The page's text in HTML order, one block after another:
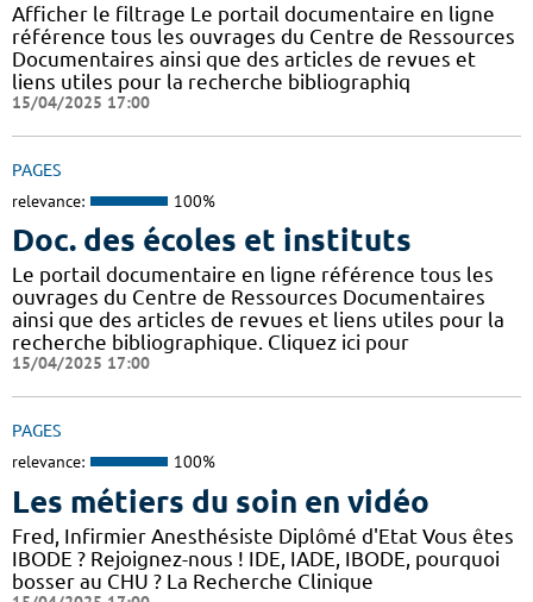
Afficher le filtrage Le portail documentaire en ligne
référence tous les ouvrages du Centre de Ressources
Documentaires ainsi que des articles de revues et
liens utiles pour la recherche bibliographiq
15/04/2025 17:00
PAGES
relevance: 100%
Doc. des écoles et instituts
Le portail documentaire en ligne référence tous les
ouvrages du Centre de Ressources Documentaires
ainsi que des articles de revues et liens utiles pour la
recherche bibliographique. Cliquez ici pour
15/04/2025 17:00
PAGES
relevance: 100%
Les métiers du soin en vidéo
Fred, Infirmier Anesthésiste Diplômé d'Etat Vous êtes
IBODE ? Rejoignez-nous ! IDE, IADE, IBODE, pourquoi
bosser au CHU ? La Recherche Clinique